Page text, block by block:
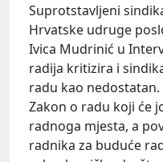
Suprotstavljeni
Hrvatske udruge
Ivica Mudrinić u
radija kritizira i
radu kao
Zakon o radu koji će
radnoga mjesta, a
radnika za buduće